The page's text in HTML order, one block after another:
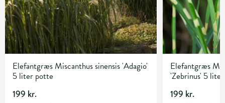
Elefantgræs Miscanthus sinensis 'Adagio'
5 liter potte
199 kr.
Elefantgræs
'Zebrinus' 5
199 kr.